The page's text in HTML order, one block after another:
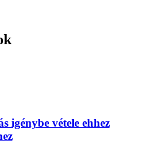
igénybe vétele ehhez